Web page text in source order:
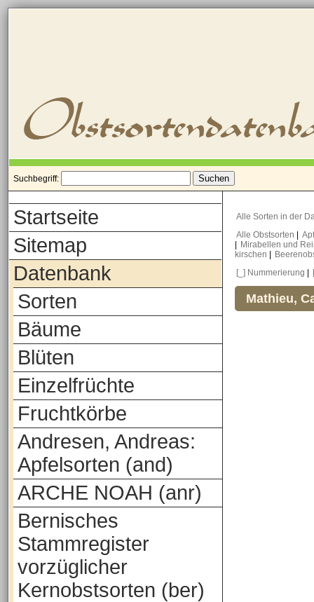
Suchbegriff:
Startseite
Sitemap
Datenbank
Sorten
Bäume
Blüten
Einzelfrüchte
Fruchtkörbe
Andresen, Andreas:
Apfelsorten (and)
ARCHE NOAH (anr)
Bernisches
Stammregister
vorzüglicher
Kernobstsorten (ber)
Alle Sorten in der
Alle Obstsorten
Mirabellen und
kirschen
[_] Nummerierung
Mathieu,